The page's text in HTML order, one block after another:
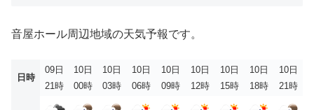
音屋ホール周辺地域の天気予報です。
日時
09日
21時
10日
00時
10日
03時
10日
06時
10日
09時
10日
12時
10日
15時
10日
18時
10日
21時